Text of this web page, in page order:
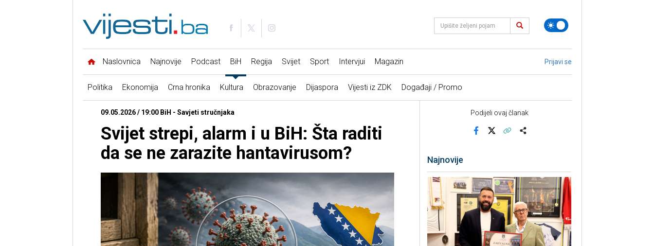
Naslovnica Najnovije Podcast BiH Regija Svijet Sport Intervjui Magazin Prijavi se
Politika Ekonomija Crna hronika Kultura Obrazovanje Dijaspora Vijesti iz ZDK Događaji / Promo
09.05.2026 / 19:00 BiH - Savjeti stručnjaka
Svijet strepi, alarm i u BiH: Šta raditi
da se ne zarazite hantavirusom?
Podijeli ovaj članak
Najnovije